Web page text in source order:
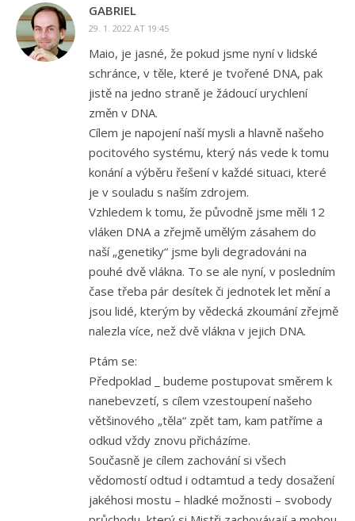
GABRIEL
29. 1. 2022 AT 19:45
Maio, je jasné, že pokud jsme nyní v lidské
schránce, v těle, které je tvořené DNA, pak
jistě na jedno straně je žádoucí urychlení
změn v DNA.
Cílem je napojení naší mysli a hlavně našeho
pocitového systému, který nás vede k tomu
konání a výběru řešení v každé situaci, které
je v souladu s naším zdrojem.
Vzhledem k tomu, že původně jsme měli 12
vláken DNA a zřejmě umělým zásahem do
naší „genetiky“ jsme byli degradováni na
pouhé dvě vlákna. To se ale nyní, v posledním
čase třeba pár desítek či jednotek let mění a
jsou lidé, kterým by vědecká zkoumání zřejmě
nalezla více, než dvě vlákna v jejich DNA.
Ptám se:
Předpoklad _ budeme postupovat směrem k
nanebevzetí, s cílem vzestoupení našeho
většinového „těla“ zpět tam, kam patříme a
odkud vždy znovu přicházíme.
Současně je cílem zachování si všech
vědomostí odtud i odtamtud a tedy dosažení
jakéhosi mostu – hladké možnosti – svobody